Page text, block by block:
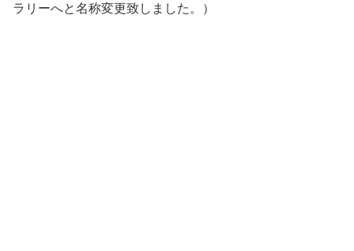
ラリーへと名称変更致しました。）